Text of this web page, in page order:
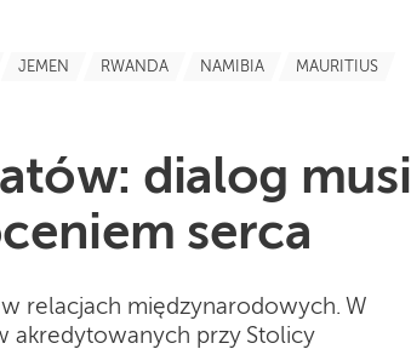
JEMEN RWANDA NAMIBIA MAURITIUS
dialog musi
serca
relacjach międzynarodowych. W
akredytowanych przy Stolicy